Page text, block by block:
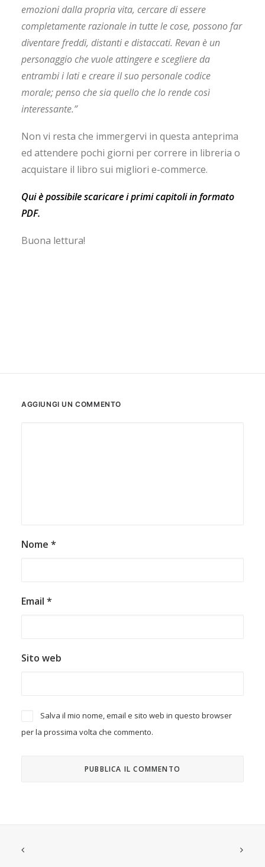
emozioni dalla propria vita, cercare di essere
completamente razionale in tutte le cose, possono far
diventare freddi, distanti e distaccati. Revan è un
personaggio che vuole attingere e scegliere da
entrambi i lati e creare il suo personale codice
morale; penso che sia quello che lo rende così
interessante.”
Non vi resta che immergervi in questa anteprima
ed attendere pochi giorni per correre in libreria o
acquistare il libro sui migliori e-commerce.
Qui è possibile scaricare i primi capitoli in formato
PDF.
Buona lettura!
AGGIUNGI UN COMMENTO
Nome *
Email *
Sito web
Salva il mio nome, email e sito web in questo browser
per la prossima volta che commento.